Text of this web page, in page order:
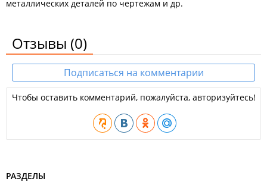
металлических деталей по чертежам и др.
Отзывы (0)
Подписаться на комментарии
Чтобы оставить комментарий, пожалуйста, авторизуйтесь!
РАЗДЕЛЫ